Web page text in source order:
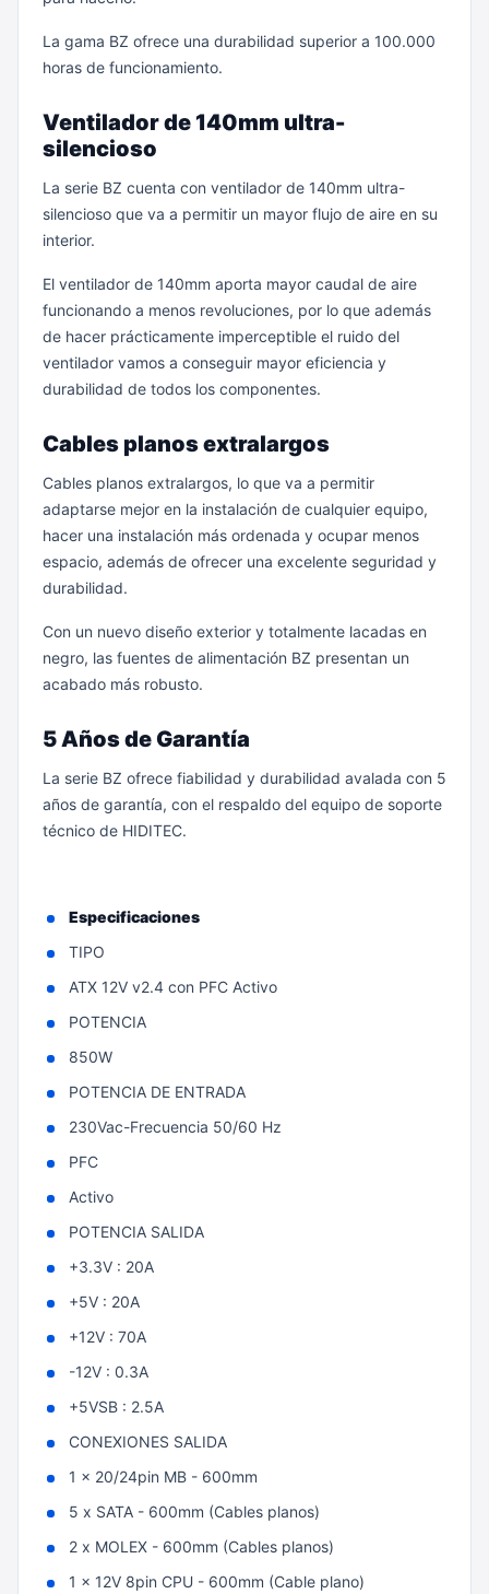
La gama BZ ofrece una durabilidad superior a 100.000
horas de funcionamiento.
Ventilador de 140mm ultra-
silencioso
La serie BZ cuenta con ventilador de 140mm ultra-
silencioso que va a permitir un mayor flujo de aire en su
interior.
El ventilador de 140mm aporta mayor caudal de aire
funcionando a menos revoluciones, por lo que además
de hacer prácticamente imperceptible el ruido del
ventilador vamos a conseguir mayor eficiencia y
durabilidad de todos los componentes.
Cables planos extralargos
Cables planos extralargos, lo que va a permitir
adaptarse mejor en la instalación de cualquier equipo,
hacer una instalación más ordenada y ocupar menos
espacio, además de ofrecer una excelente seguridad y
durabilidad.
Con un nuevo diseño exterior y totalmente lacadas en
negro, las fuentes de alimentación BZ presentan un
acabado más robusto.
5 Años de Garantía
La serie BZ ofrece fiabilidad y durabilidad avalada con 5
años de garantía, con el respaldo del equipo de soporte
técnico de HIDITEC.
Especificaciones
TIPO
ATX 12V v2.4 con PFC Activo
POTENCIA
850W
POTENCIA DE ENTRADA
230Vac-Frecuencia 50/60 Hz
PFC
Activo
POTENCIA SALIDA
+3.3V : 20A
+5V : 20A
+12V : 70A
-12V : 0.3A
+5VSB : 2.5A
CONEXIONES SALIDA
1 x 20/24pin MB - 600mm
5 x SATA - 600mm (Cables planos)
2 x MOLEX - 600mm (Cables planos)
1 x 12V 8pin CPU - 600mm (Cable plano)